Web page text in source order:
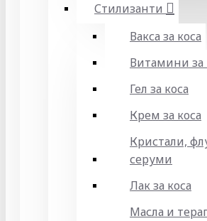
Стилизанти
Вакса за коса
Витамини за
Гел за коса
Крем за коса
Кристали,
серуми
Лак за коса
Масла и